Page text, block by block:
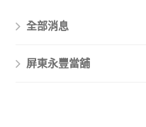
全部消息
屏東永豐當舖